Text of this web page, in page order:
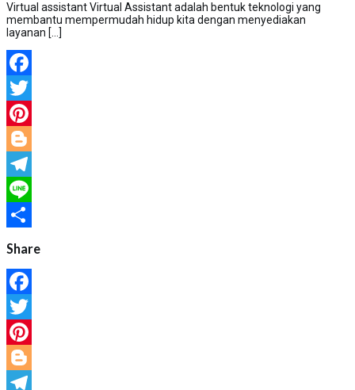
Virtual assistant Virtual Assistant adalah bentuk teknologi yang
membantu mempermudah hidup kita dengan menyediakan
layanan […]
Facebook
Twitter
Pinterest
Blogger
Telegram
Line
Share
Facebook
Twitter
Pinterest
Blogger